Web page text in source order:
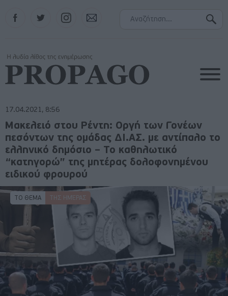
Instagram
17.04.2021, 8:56
ΤΟ ΘΕΜΑ ΤΗΣ ΗΜΈΡΑΣ
Μακελειό στου Ρέντη: Οργή των Γονέων
πεσόντων της ομάδας ΔΙ.ΑΣ. με αντίπαλο το
ελληνικό δημόσιο – Το καθηλωτικό
“κατηγορώ” της μητέρας δολοφονημένου
ειδικού φρουρού